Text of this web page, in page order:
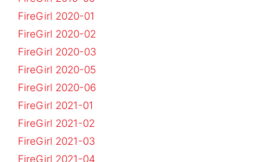
FireGirl 2020-01
FireGirl 2020-02
FireGirl 2020-03
FireGirl 2020-05
FireGirl 2020-06
FireGirl 2021-01
FireGirl 2021-02
FireGirl 2021-03
FireGirl 2021-04